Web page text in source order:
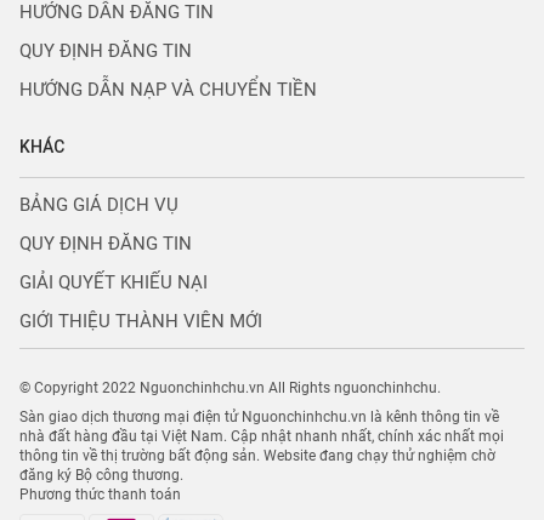
HƯỚNG DẪN ĐĂNG TIN
QUY ĐỊNH ĐĂNG TIN
HƯỚNG DẪN NẠP VÀ CHUYỂN TIỀN
KHÁC
BẢNG GIÁ DỊCH VỤ
QUY ĐỊNH ĐĂNG TIN
GIẢI QUYẾT KHIẾU NẠI
GIỚI THIỆU THÀNH VIÊN MỚI
© Copyright 2022 Nguonchinhchu.vn All Rights nguonchinhchu.
Sàn giao dịch thương mại điện tử Nguonchinhchu.vn là kênh thông tin về
nhà đất hàng đầu tại Việt Nam. Cập nhật nhanh nhất, chính xác nhất mọi
thông tin về thị trường bất động sản. Website đang chạy thử nghiệm chờ
đăng ký Bộ công thương.
Phương thức thanh toán